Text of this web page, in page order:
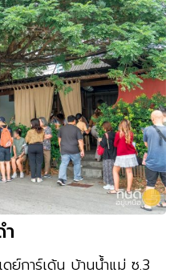
ย์การ์เด้น บ้านน้ำแม่ ซ.3